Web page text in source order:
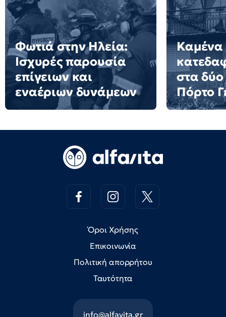
Φωτιά στην Ηλεία:
Ισχυρές παρουσία
επίγειων και
εναέριων δυνάμεων
Καμένα
στα δύο
Πόρτο
Όροι Χρήσης
Επικοινωνία
Πολιτική απορρήτου
Ταυτότητα
info@alfavita.gr